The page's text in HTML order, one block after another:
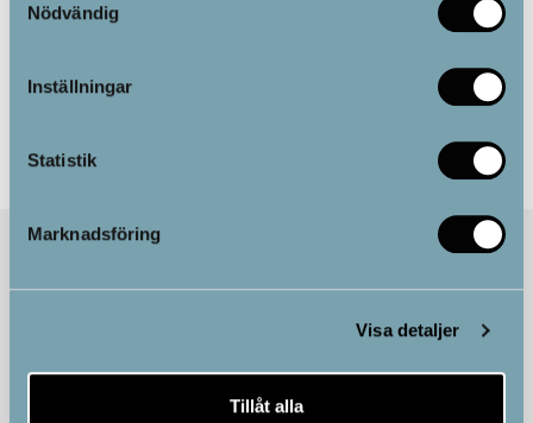
Nödvändig
Inställningar
Statistik
Marknadsföring
Visa detaljer
Tillåt alla
Kategorier